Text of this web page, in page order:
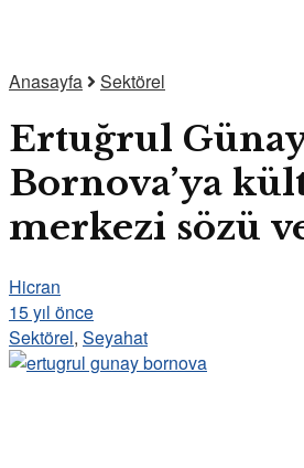
Anasayfa Sektörel
Ertuğrul
Bornova’ya
merkezi sözü
Hicran
15 yıl önce
Sektörel, Seyahat